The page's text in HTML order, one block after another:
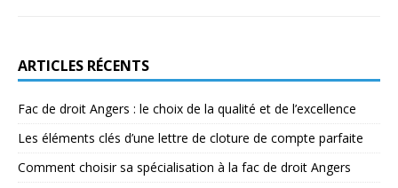
ARTICLES RÉCENTS
Fac de droit Angers : le choix de la qualité et de l’excellence
Les éléments clés d’une lettre de cloture de compte parfaite
Comment choisir sa spécialisation à la fac de droit Angers